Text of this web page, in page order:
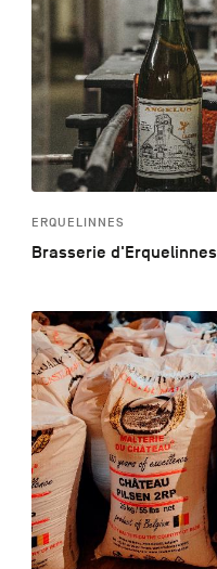
ERQUELINNES
Brasserie d'Erquelinnes